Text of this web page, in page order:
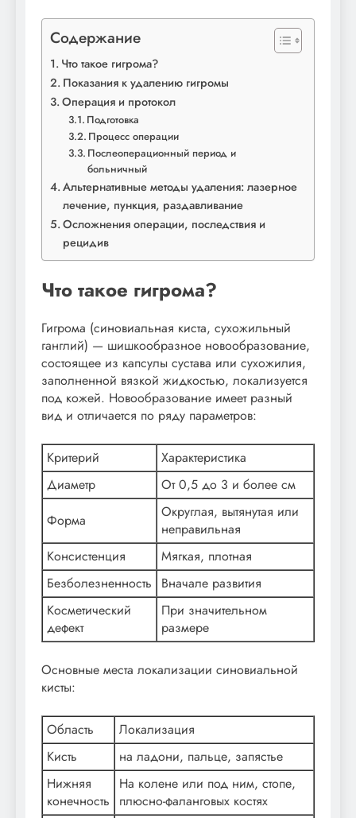
Содержание
Что такое гигрома?
Показания к удалению гигромы
Операция и протокол
Подготовка
Процесс операции
Послеоперационный период и
больничный
Альтернативные методы удаления: лазерное
лечение, пункция, раздавливание
Осложнения операции, последствия и
рецидив
Что такое гигрома?
Гигрома (синовиальная киста, сухожильный
ганглий) — шишкообразное новообразование,
состоящее из капсулы сустава или сухожилия,
заполненной вязкой жидкостью, локализуется
под кожей. Новообразование имеет разный
вид и отличается по ряду параметров:
Критерий
Характеристика
Диаметр
От 0,5 до 3 и более см
Форма
Округлая, вытянутая или
неправильная
Консистенция
Мягкая, плотная
Безболезненность
Вначале развития
Косметический
дефект
При значительном
размере
Основные места локализации синовиальной
кисты:
Область
Локализация
Кисть
на ладони, пальце, запястье
Нижняя
конечность
На колене или под ним, стопе,
плюсно-фаланговых костях